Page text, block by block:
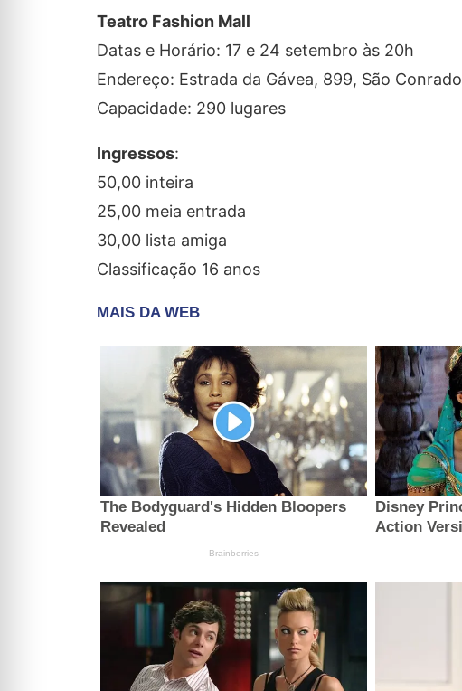
Teatro Fashion Mall
Datas e Horário: 17 e 24 setembro às 20h
Endereço: Estrada da Gávea, 899, São Conrado
Capacidade: 290 lugares
Ingressos:
50,00 inteira
25,00 meia entrada
30,00 lista amiga
Classificação 16 anos